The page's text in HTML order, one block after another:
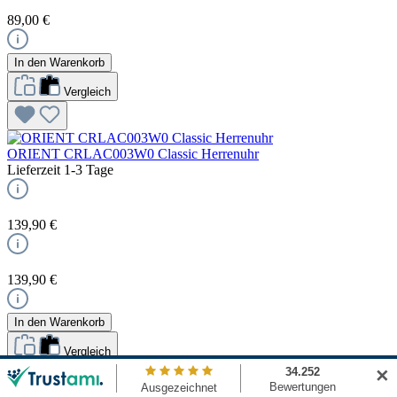
89,00 €
In den Warenkorb
Vergleich
ORIENT CRLAC003W0 Classic Herrenuhr
Lieferzeit 1-3 Tage
139,90 €
139,90 €
In den Warenkorb
Vergleich
✕